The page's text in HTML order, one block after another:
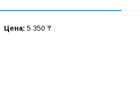
Цена: 5 350 ₸